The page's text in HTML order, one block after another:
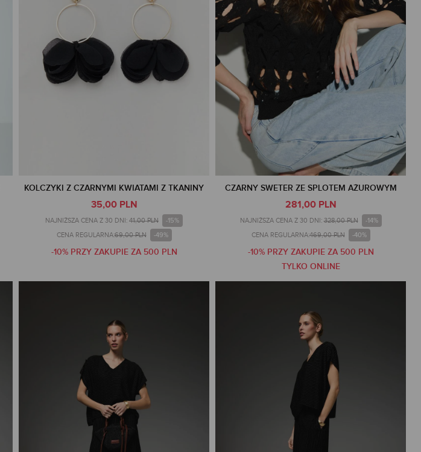
KOLCZYKI Z CZARNYMI KWIATAMI Z TKANINY
35,00 PLN
NAJNIŻSZA CENA Z 30 DNI: 41,00 PLN -15%
CENA REGULARNA:69,00 PLN -49%
-10% PRZY ZAKUPIE ZA 500 PLN
CZARNY SWETER ZE SPLOTEM AŻUROWYM
281,00 PLN
NAJNIŻSZA CENA Z 30 DNI: 328,00 PLN -14%
CENA REGULARNA:469,00 PLN -40%
-10% PRZY ZAKUPIE ZA 500 PLN
TYLKO ONLINE